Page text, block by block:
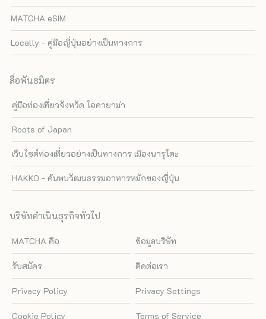
MATCHA eSIM
Locally - คู่มือญี่ปุ่นอย่างเป็นทางการ
สื่อพันธมิตร
คู่มือท่องเที่ยวจังหวัด โอคายาม่า
Roots of Japan
เว็บไซต์ท่องเที่ยวอย่างเป็นทางการ เมืองนารุโตะ
HAKKO - ค้นพบวัฒนธรรมอาหารหมักของญี่ปุ่น
บริษัทดำเนินธุรกิจทั่วไป
MATCHA คือ ข้อมูลบริษัท
รับสมัคร ติดต่อเรา
Privacy Policy Privacy Settings
Cookie Policy Terms of Service